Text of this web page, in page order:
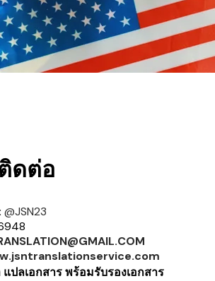
ดต่อ
@JSN23
ปลเอกสาร พร้อมรับรองเอกสาร